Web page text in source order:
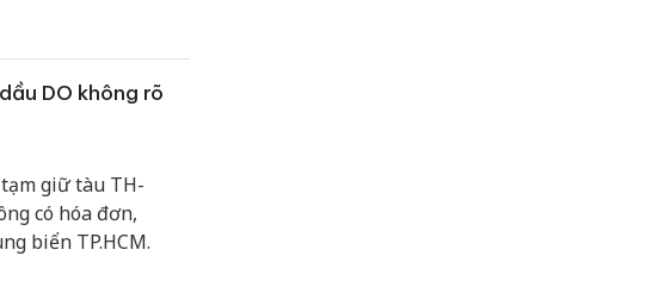
DO không rõ
giữ tàu TH-
có hóa đơn,
biển TP.HCM.